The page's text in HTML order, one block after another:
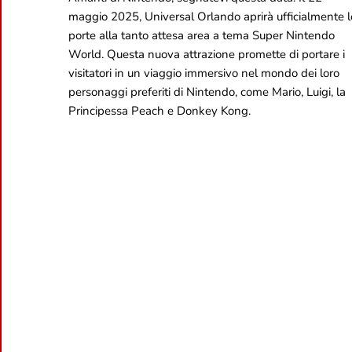
maggio 2025, Universal Orlando aprirà ufficialmente
porte alla tanto attesa area a tema Super Nintendo
World. Questa nuova attrazione promette di portare i
visitatori in un viaggio immersivo nel mondo dei loro
personaggi preferiti di Nintendo, come Mario, Luigi, la
Principessa Peach e Donkey Kong.